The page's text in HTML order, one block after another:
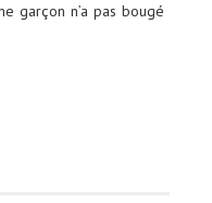
garçon n’a pas bougé